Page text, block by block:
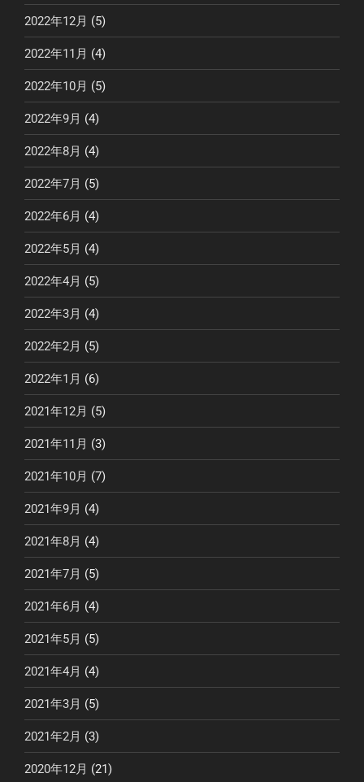
2022年12月 (5)
2022年11月 (4)
2022年10月 (5)
2022年9月 (4)
2022年8月 (4)
2022年7月 (5)
2022年6月 (4)
2022年5月 (4)
2022年4月 (5)
2022年3月 (4)
2022年2月 (5)
2022年1月 (6)
2021年12月 (5)
2021年11月 (3)
2021年10月 (7)
2021年9月 (4)
2021年8月 (4)
2021年7月 (5)
2021年6月 (4)
2021年5月 (5)
2021年4月 (4)
2021年3月 (5)
2021年2月 (3)
2020年12月 (21)